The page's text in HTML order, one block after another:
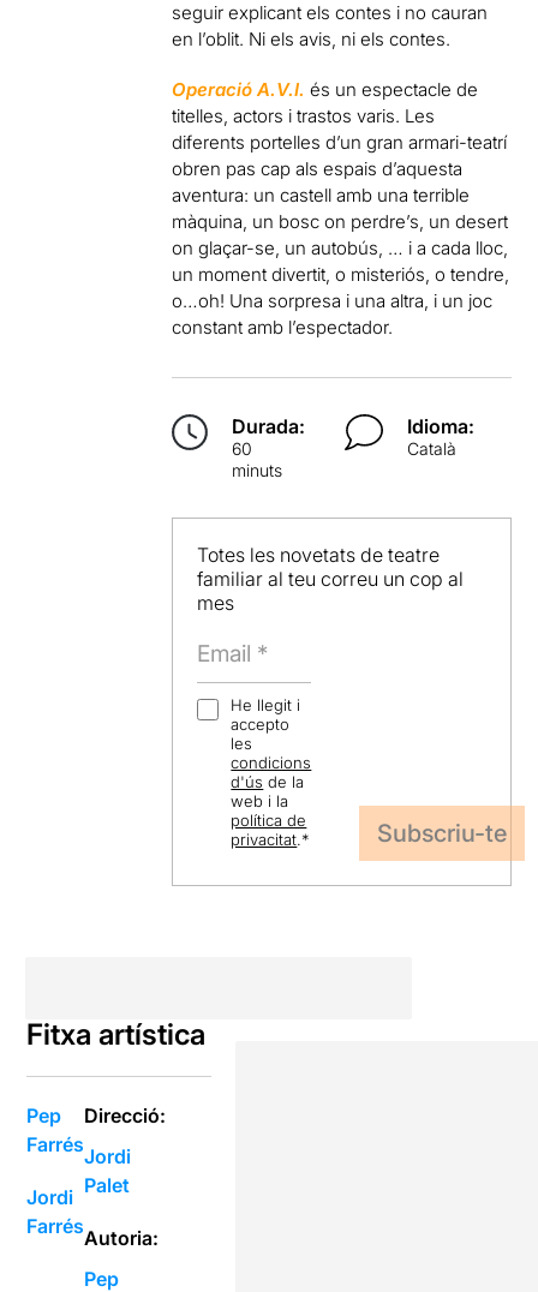
seguir explicant els contes i no cauran
en l’oblit. Ni els avis, ni els contes.
Operació A.V.I. és un espectacle de
titelles, actors i trastos varis. Les
diferents portelles d’un gran armari-teatrí
obren pas cap als espais d’aquesta
aventura: un castell amb una terrible
màquina, un bosc on perdre’s, un desert
on glaçar-se, un autobús, … i a cada lloc,
un moment divertit, o misteriós, o tendre,
o…oh! Una sorpresa i una altra, i un joc
constant amb l’espectador.
Durada:
60
minuts
Idioma:
Català
Totes les novetats de teatre
familiar al teu correu un cop al
mes
He llegit i
accepto
les
condicions
d'ús de la
web i la
política de
privacitat.*
Fitxa artística
Pep
Farrés
Jordi
Farrés
Direcció:
Jordi
Palet
Autoria:
Pep